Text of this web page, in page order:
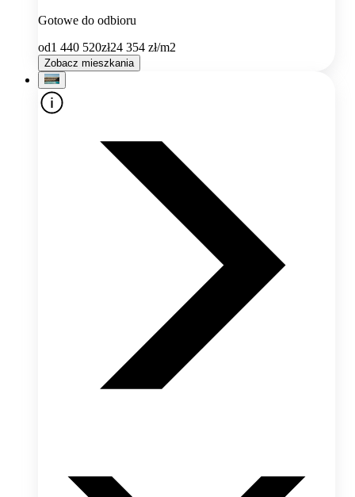
Gotowe do odbioru
od1 440 520zł24 354 zł/m2
Zobacz mieszkania